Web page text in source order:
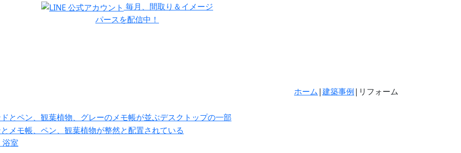
毎月、間取り＆イメージ
パースを配信中！
ホーム|建築事例| リフォーム